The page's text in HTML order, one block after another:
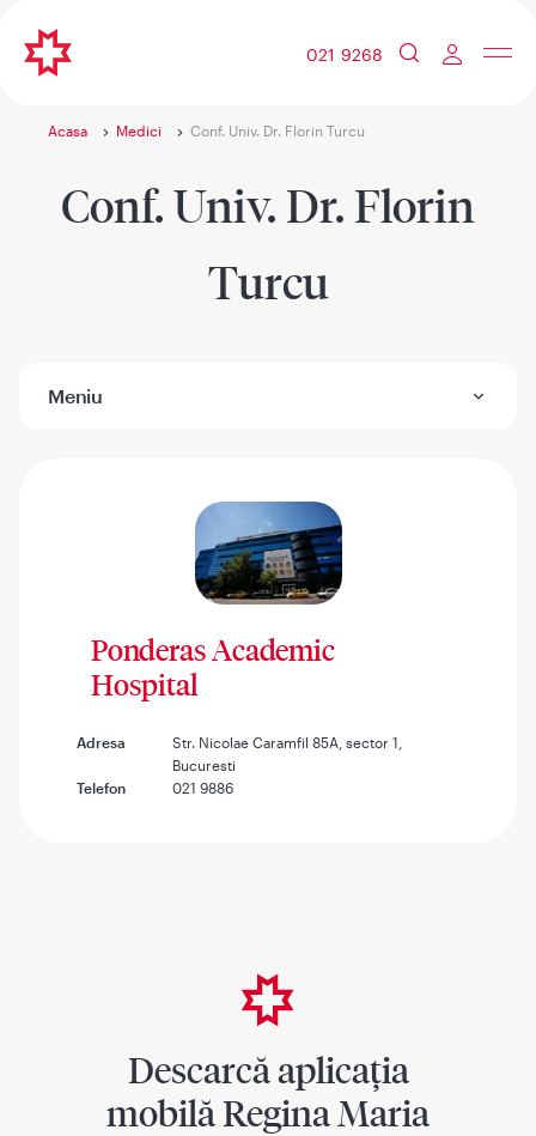
021 9268
Acasa Medici Conf. Univ. Dr. Florin Turcu
Conf. Univ. Dr. Florin
Turcu
Meniu
Ponderas Academic
Hospital
Adresa
Str. Nicolae Caramfil 85A, sector 1,
Bucuresti
Telefon
021 9886
Descarcă aplicația
mobilă Regina Maria